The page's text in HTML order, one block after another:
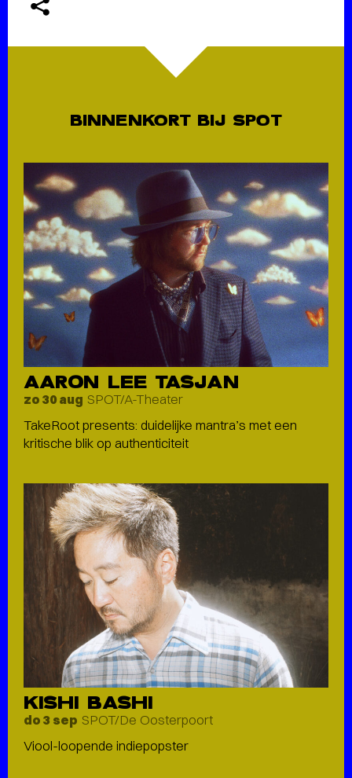
BINNENKORT BIJ SPOT
AARON LEE TASJAN
zo 30 aug SPOT/A-Theater
TakeRoot presents: duidelijke mantra’s met een
kritische blik op authenticiteit
KISHI BASHI
do 3 sep SPOT/De Oosterpoort
Viool-loopende indiepopster